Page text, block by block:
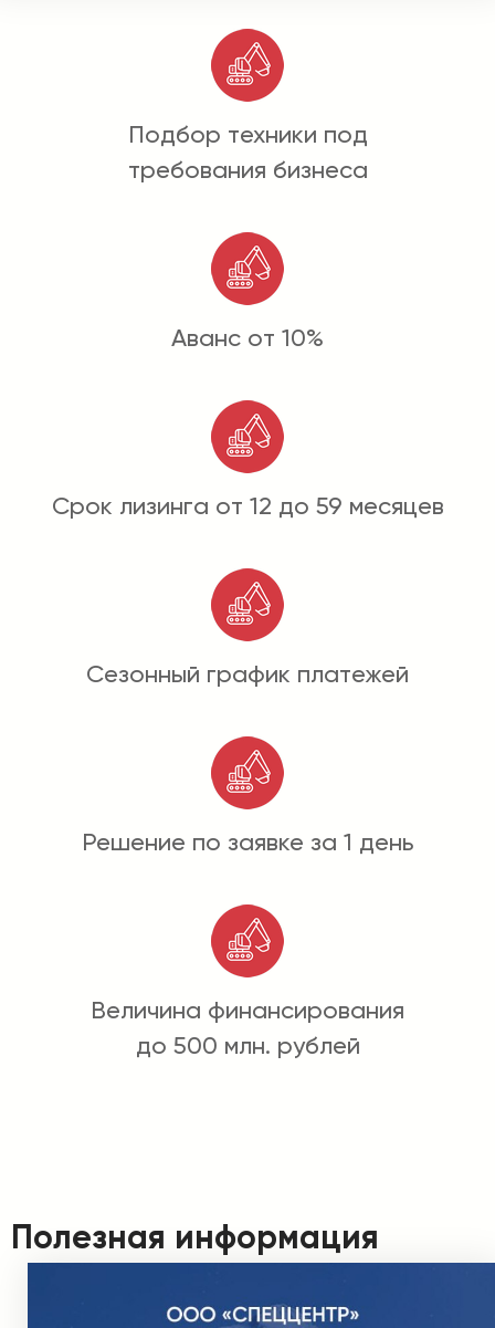
Подбор техники под
требования бизнеса
Аванс от 10%
Срок лизинга от 12 до 59 месяцев
Сезонный график платежей
Решение по заявке за 1 день
Величина финансирования
до 500 млн. рублей
Полезная информация